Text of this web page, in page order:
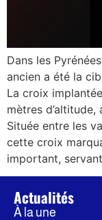
Dans les
ancien a été la
La croix
mètres d’altitude,
Située entre les
cette croix
important,
Actualités
À la une